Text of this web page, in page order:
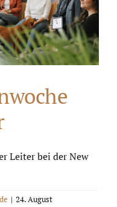
Leiter bei der New
| 24. August